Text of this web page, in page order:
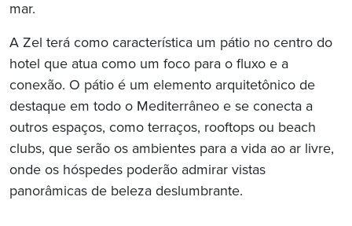
mar.
A Zel terá como característica um pátio no centro do
hotel que atua como um foco para o fluxo e a
conexão. O pátio é um elemento arquitetônico de
destaque em todo o Mediterrâneo e se conecta a
outros espaços, como terraços, rooftops ou beach
clubs, que serão os ambientes para a vida ao ar livre,
onde os hóspedes poderão admirar vistas
panorâmicas de beleza deslumbrante.